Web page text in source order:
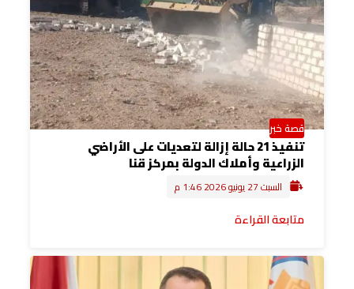
قصة خبر
تنفيذ 21 حالة إزالة لتعديات على الأراضي
الزراعية وأملاك الدولة بمركز قنا
السبت 27 يونيو 2026 1:46 م
متابعة القراءة